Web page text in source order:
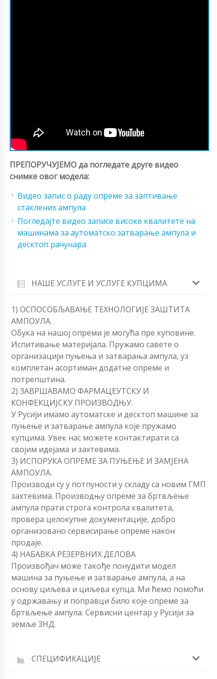
ПРЕПОРУЧУЈЕМО да погледате друге видео
снимке овог модела:
Видео запис о раду опреме за заптивање
стаклених ампула
Погледајте видео записе високе квалитете на
машинама за аутоматско затварање ампула и
десктоп рачунара
НАШЕ УСЛУГЕ И УСЛУГЕ КУПЦИМА
1) ОСПОСОБЉАВАЊЕ ТЕХНОЛОГИЈЕ ЗАШТИТА
АМПОУЛА.
Обука на нашој опреми је могућа пре куповине.
Испитивање материјала. Пружамо савете о
организацији пуњења и затварања ампула, уз
комплетан асортиман додатне опреме и
потрепштина.
2) ЗАВРШАВАМО ФАРМАЦЕУТСКУ И
КОНФЕКЦИЈСКУ ПРОИЗВОДЊУ.
У Русији имамо аутоматске и десктоп машине за
пуњење и затварање ампула које пружамо
купцима. Увек нас можете контактирати са
својим идејама и захтевима.
3) ИСПОРУКА ОПРЕМЕ ЗА ПУЊЕЊЕ И ЗАМЈЕНА
АМПОУЛА.
Производи су у потпуности у складу са новим ГМП
захтевима. Производњу опреме за бртвљење
ампула прати строга контрола квалитета,
провера целокупне документације, добро
организовано сервисирање опреме након
продаје.
4) НАБАВКА РЕЗЕРВНИХ ДЕЛОВА
Произвођач може такође понудити модел
машина за пуњење и затварање ампула, а на
основу циљева и циљева купца. Ми ћемо помоћи
у одржавању и поправци било које опреме за
бртвљење ампула. Сервисни центар у Русији за
земље ЗНД.
СПЕЦИФИКАЦИЈЕ